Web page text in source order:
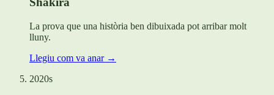
La prova que una història ben dibuixada pot arribar molt
lluny.
Llegiu com va anar →
2020s